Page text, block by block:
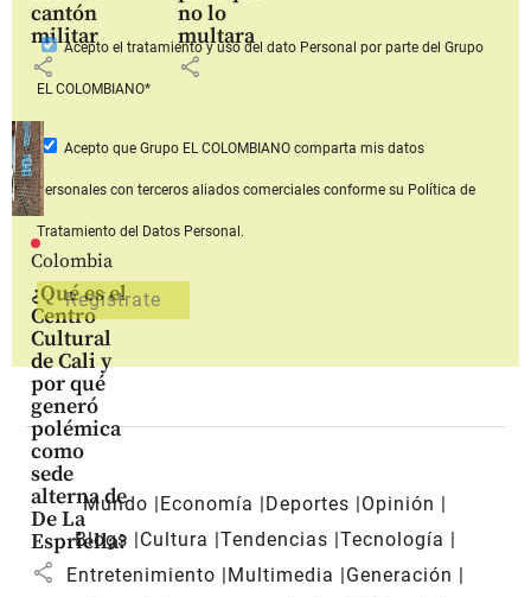
cantón
militar
share
no lo
multara
share
Colombia
¿Qué es el
Centro
Cultural
de Cali y
por qué
generó
polémica
como
sede
alterna de
De La
Espriella?
share
Acepto el tratamiento y uso del dato Personal por parte del Grupo
EL COLOMBIANO*
Acepto que Grupo EL COLOMBIANOcomparta mis datos
personales con terceros aliados comerciales conforme su Política de
Tratamiento del Datos Personal.
Mundo Economía Deportes
Opinión
Blogs
Cultura Tendencias Tecnología
Entretenimiento
Multimedia
Generación